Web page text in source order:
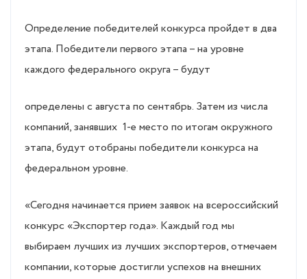
Определение победителей конкурса пройдет в два
этапа. Победители первого этапа – на уровне
каждого федерального округа – будут
определены с августа по сентябрь. Затем из числа
компаний, занявших 1-е место по итогам окружного
этапа, будут отобраны победители конкурса на
федеральном уровне.
«Сегодня начинается прием заявок на всероссийский
конкурс «Экспортер года». Каждый год мы
выбираем лучших из лучших экспортеров, отмечаем
компании, которые достигли успехов на внешних